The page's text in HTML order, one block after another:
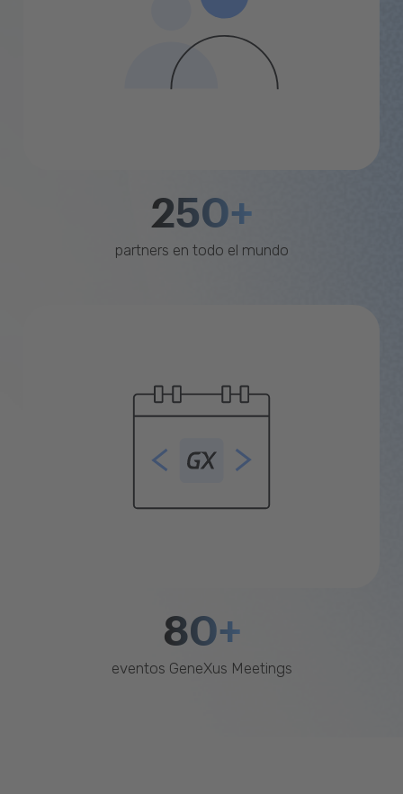
250+
partners en todo el mundo
80+
eventos GeneXus Meetings